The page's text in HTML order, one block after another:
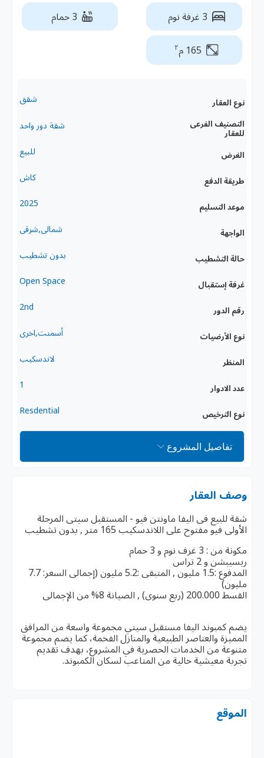
3 غرفة نوم 3 حمام
165 م ٢
نوع العقار شقق
التصنيف الفرعى
للعقار
شقة دور واحد
الغرض للبيع
طريقة الدفع كاش
موعد التسليم 2025
الواجهة شمالى,شرقى
حالة التشطيب بدون تشطيب
غرفة إستقبال Open Space
رقم الدور 2nd
نوع الأرضيات أسمنت,اخرى
المنظر لاندسكيب
عدد الادوار 1
نوع الترخيص Resdential
تفاصيل المشروع
وصف العقار
شقة للبيع فى اليفا ماونتن فيو - المستقبل سيتى المرحلة
الأولى فيو مفتوح على اللاندسكيب 165 متر , بدون تشطيب
مكونة من : 3 غرف نوم و 3 حمام
ريسيبشن و 2 تراس
المدفوع :1.5 مليون , المتبقى :5.2 مليون (إجمالى السعر: 7.7
مليون)
القسط 200.000 (ربع سنوى) , الصيانة 8% من الإجمالى
يضم كمبوند اليفا مستقبل سيتي مجموعة واسعة من المرافق
المميزة والعناصر الطبيعية والمنازل الفخمة، كما يضم مجموعة
متنوعة من الخدمات الحصرية في المشروع، بهدف تقديم
تجربة معيشية خالية من المتاعب لسكان الكمبوند.
الموقع